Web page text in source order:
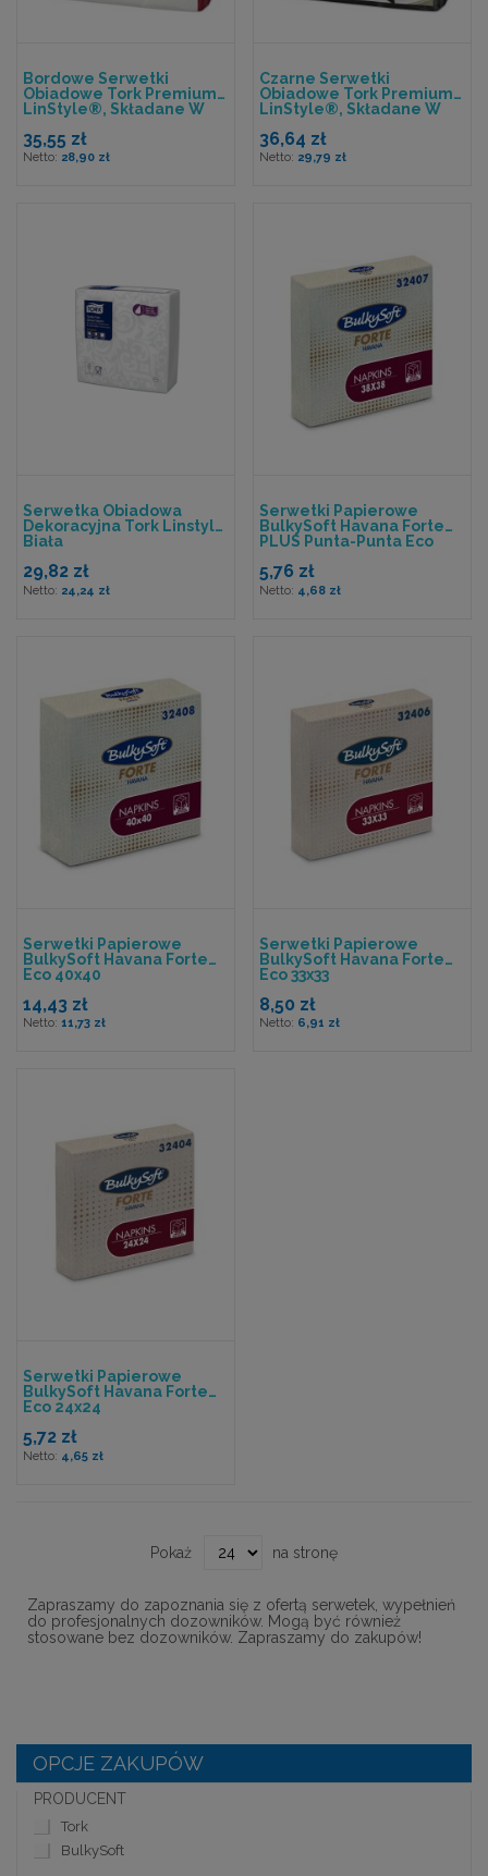
Bordowe Serwetki
Obiadowe Tork Premium
LinStyle®, Składane W
35,55 zł
28,90 zł
Czarne Serwetki
Obiadowe Tork Premium
LinStyle®, Składane W
36,64 zł
29,79 zł
Serwetka Obiadowa
Dekoracyjna Tork Linstyle
Biała
29,82 zł
24,24 zł
Serwetki Papierowe
BulkySoft Havana Forte
PLUS Punta-Punta Eco
5,76 zł
4,68 zł
Serwetki Papierowe
BulkySoft Havana Forte
Eco 40x40
14,43 zł
11,73 zł
Serwetki Papierowe
BulkySoft Havana Forte
Eco 33x33
8,50 zł
6,91 zł
Serwetki Papierowe
BulkySoft Havana Forte
Eco 24x24
5,72 zł
4,65 zł
Pokaż na stronę
Zapraszamy do zapoznania się z ofertą serwetek, wypełnień
do profesjonalnych dozowników. Mogą być również
stosowane bez dozowników. Zapraszamy do zakupów!
OPCJE ZAKUPÓW
PRODUCENT
Tork
BulkySoft